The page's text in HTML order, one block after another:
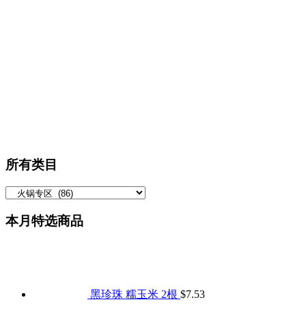
所有类目
本月特选商品
黑珍珠 糯玉米 2根 $7.53